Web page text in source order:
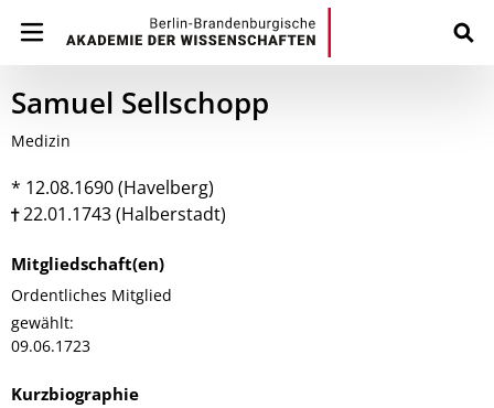
Samuel Sellschopp
Medizin
* 12.08.1690 (Havelberg)
22.01.1743 (Halberstadt)
Mitgliedschaft(en)
Ordentliches Mitglied
gewählt:
09.06.1723
Kurzbiographie